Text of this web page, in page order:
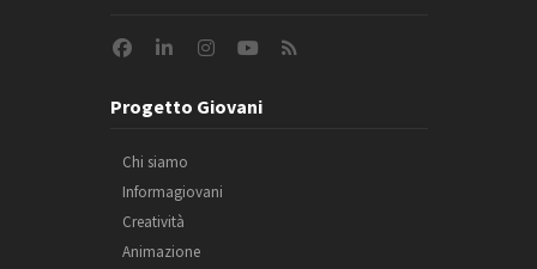
Progetto Giovani
Chi siamo
Informagiovani
Creatività
Animazione